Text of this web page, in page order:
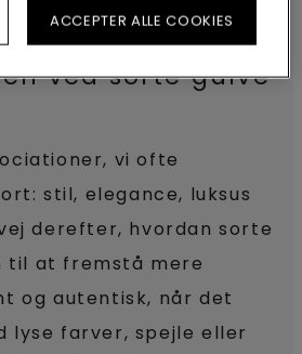
ved sorte gulve
vi ofte
stil, elegance, luksus
derefter, hvordan sorte
til at fremstå mere
og autentisk, når det
lyse farver, spejle eller
ACCEPTER ALLE COOKIES